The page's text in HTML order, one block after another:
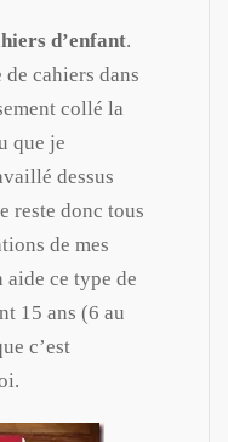
d’enfant.
de cahiers dans
collé la
que je
dessus
reste donc tous
de mes
aide ce type de
15 ans (6 au
c’est